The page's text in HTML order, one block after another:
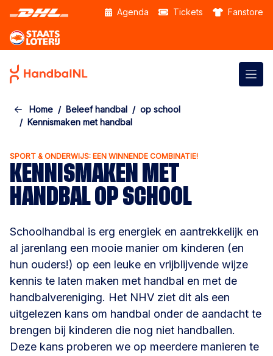
Skip to the main content Agenda Tickets Fanstore
Home Beleef handbal
op school
Kennismaken met handbal
SPORT & ONDERWIJS: EEN WINNENDE COMBINATIE!
KENNISMAKEN MET
HANDBAL OP SCHOOL
Schoolhandbal is erg energiek en aantrekkelijk en
al jarenlang een mooie manier om kinderen (en
hun ouders!) op een leuke en vrijblijvende wijze
kennis te laten maken met handbal en met de
handbalvereniging. Het NHV ziet dit als een
uitgelezen kans om handbal onder de aandacht te
brengen bij kinderen die nog niet handballen.
Deze kans proberen we op meerdere manieren te